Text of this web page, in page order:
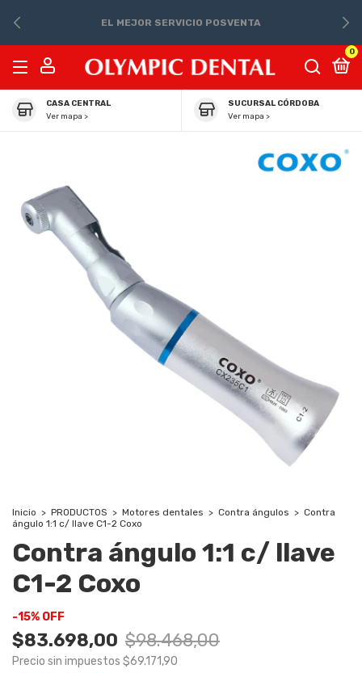
EL MEJOR SERVICIO POSVENTA
0
CASA CENTRAL
Ver mapa >
SUCURSAL CÓRDOBA
Ver mapa >
Inicio > PRODUCTOS > Motores dentales > Contra ángulos > Contra
ángulo 1:1 c/ llave C1-2 Coxo
Contra ángulo 1:1 c/ llave
C1-2 Coxo
-15% OFF
$83.698,00 $98.468,00
Precio sin impuestos $69.171,90